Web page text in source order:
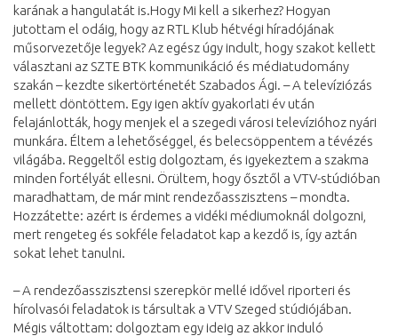
karának a hangulatát is.Hogy Mi kell a sikerhez? Hogyan
jutottam el odáig, hogy az RTL Klub hétvégi híradójának
műsorvezetője legyek? Az egész úgy indult, hogy szakot kellett
választani az SZTE BTK kommunikáció és médiatudomány
szakán – kezdte sikertörténetét Szabados Ági. – A televíziózás
mellett döntöttem. Egy igen aktív gyakorlati év után
felajánlották, hogy menjek el a szegedi városi televízióhoz nyári
munkára. Éltem a lehetőséggel, és belecsöppentem a tévézés
világába. Reggeltől estig dolgoztam, és igyekeztem a szakma
minden fortélyát ellesni. Örültem, hogy ősztől a VTV-stúdióban
maradhattam, de már mint rendezőasszisztens – mondta.
Hozzátette: azért is érdemes a vidéki médiumoknál dolgozni,
mert rengeteg és sokféle feladatot kap a kezdő is, így aztán
sokat lehet tanulni.
– A rendezőasszisztensi szerepkör mellé idővel riporteri és
hírolvasói feladatok is társultak a VTV Szeged stúdiójában.
Mégis váltottam: dolgoztam egy ideig az akkor induló